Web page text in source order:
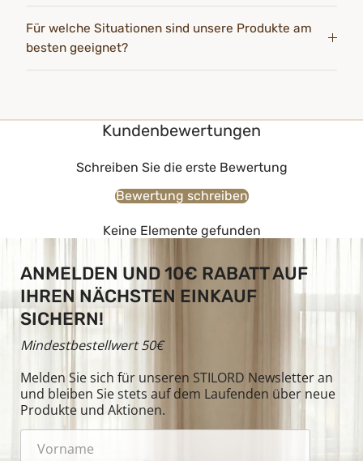
Für welche Situationen sind unsere Produkte am
besten geeignet?
Kundenbewertungen
Schreiben Sie die erste Bewertung
Bewertung schreiben
Keine Elemente gefunden
ANMELDEN UND 10€ RABATT AUF
IHREN NÄCHSTEN EINKAUF
SICHERN!
Mindestbestellwert 50€
Melden Sie sich für unseren STILORD Newsletter an
und bleiben Sie stets auf dem Laufenden über neue
Produkte und Aktionen.